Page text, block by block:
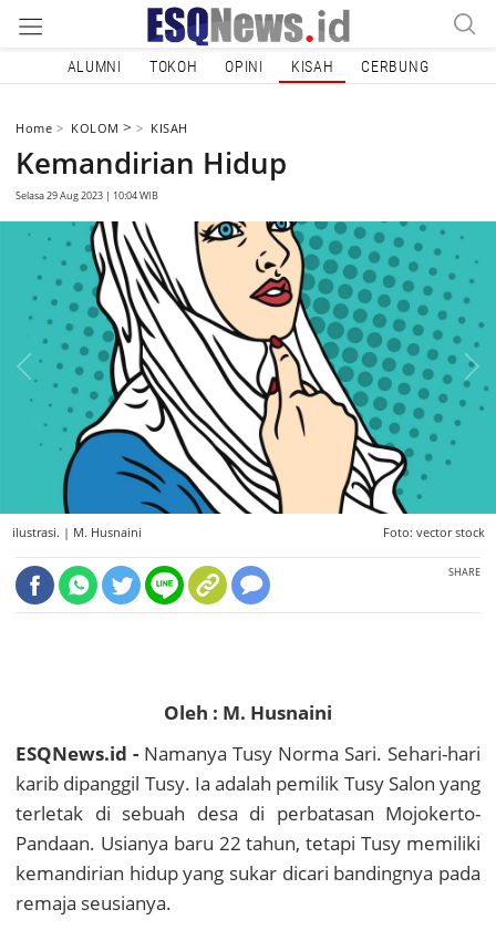
ALUMNI TOKOH OPINI KISAH CERBUNG
Home KOLOM> KISAH
Kemandirian Hidup
Selasa 29 Aug 2023 | 10:04 WIB
ilustrasi. | M. Husnaini Foto: vector stock
SHARE
Oleh : M. Husnaini
ESQNews.id - Namanya Tusy Norma Sari. Sehari-hari
karib dipanggil Tusy. Ia adalah pemilik Tusy Salon yang
terletak di sebuah desa di perbatasan Mojokerto-
Pandaan. Usianya baru 22 tahun, tetapi Tusy memiliki
kemandirian hidup yang sukar dicari bandingnya pada
remaja seusianya.